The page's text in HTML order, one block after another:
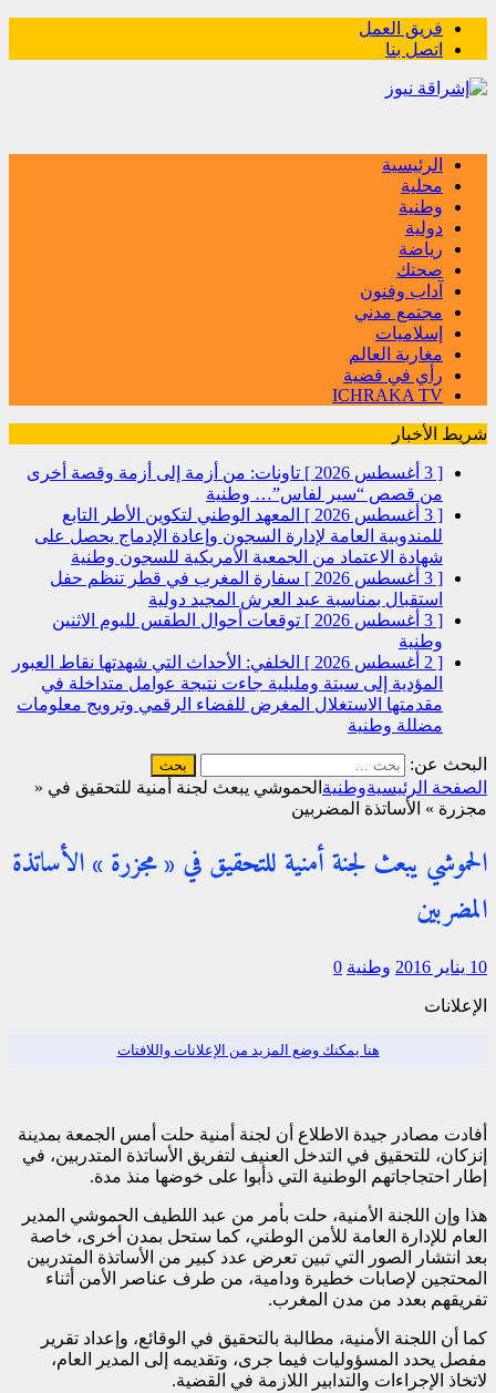
فريق العمل
اتصل بنا
الرئيسية
محلية
وطنية
دولية
رياضة
صحتك
آداب وفنون
مجتمع مدني
إسلاميات
مغاربة العالم
رأي في قضية
ICHRAKA TV
شريط الأخبار
[ 3 أغسطس 2026 ]
تاونات: من أزمة إلى أزمة وقصة أخرى
من قصص “سير لفاس”… وطنية
[ 3 أغسطس 2026 ]
المعهد الوطني لتكوين الأطر التابع
للمندوبية العامة لإدارة السجون وإعادة الإدماج يحصل على
شهادة الاعتماد من الجمعية الأمريكية للسجون وطنية
[ 3 أغسطس 2026 ]
سفارة المغرب في قطر تنظم حفل
استقبال بمناسبة عيد العرش المجيد دولية
[ 3 أغسطس 2026 ]
توقعات أحوال الطقس لليوم الاثنين
وطنية
[ 2 أغسطس 2026 ]
الخلفي: الأحداث التي شهدتها نقاط العبور
المؤدية إلى سبتة ومليلية جاءت نتيجة عوامل متداخلة في
مقدمتها الاستغلال المغرض للفضاء الرقمي وترويج معلومات
مضللة وطنية
البحث عن:
الصفحة الرئيسيةوطنية الحموشي يبعث لجنة أمنية للتحقيق في «
مجزرة » الأساتذة المضربين
الحموشي يبعث لجنة أمنية للتحقيق في « مجزرة » الأساتذة
المضربين
10 يناير 2016 وطنية 0
الإعلانات
هنا يمكنك وضع المزيد من الإعلانات واللافتات
أفادت مصادر جيدة الاطلاع أن لجنة أمنية حلت أمس الجمعة بمدينة
إنزكان، للتحقيق في التدخل العنيف لتفريق الأساتذة المتدربين، في
إطار احتجاجاتهم الوطنية التي ذأبوا على خوضها منذ مدة.
هذا وإن اللجنة الأمنية، حلت بأمر من عبد اللطيف الحموشي المدير
العام للإدارة العامة للأمن الوطني، كما ستحل بمدن أخرى، خاصة
بعد انتشار الصور التي تبين تعرض عدد كبير من الأساتذة المتدربين
المحتجين لإصابات خطيرة ودامية، من طرف عناصر الأمن أثناء
تفريقهم بعدد من مدن المغرب.
كما أن اللجنة الأمنية، مطالبة بالتحقيق في الوقائع، وإعداد تقرير
مفصل يحدد المسؤوليات فيما جرى، وتقديمه إلى المدير العام،
لاتخاذ الإجراءات والتدابير اللازمة في القضية.